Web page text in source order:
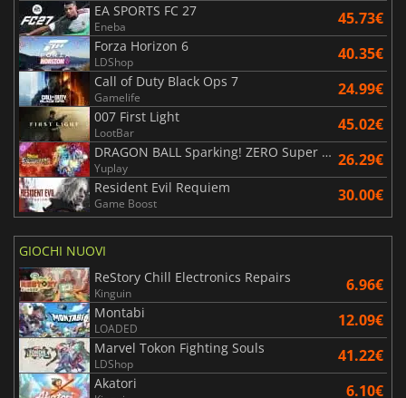
EA SPORTS FC 27
Eneba 45.73€
Forza Horizon 6
LDShop 40.35€
Call of Duty Black Ops 7
Gamelife 24.99€
007 First Light
LootBar 45.02€
DRAGON BALL Sparking! ZERO Super Limit Breaking NEO
Yuplay 26.29€
Resident Evil Requiem
Game Boost 30.00€
GIOCHI NUOVI
ReStory Chill Electronics Repairs
Kinguin 6.96€
Montabi
LOADED 12.09€
Marvel Tokon Fighting Souls
LDShop 41.22€
Akatori 6.10€